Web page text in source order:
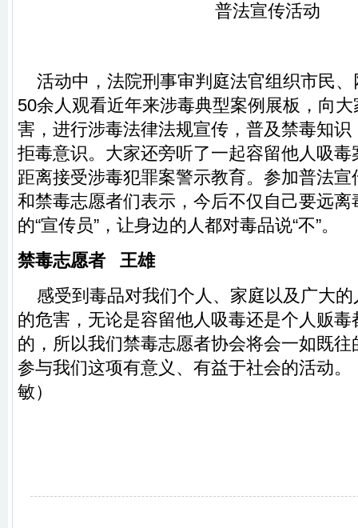
活动中，法院刑事审判庭法官组织市民、
50余人观看近年来涉毒典型案例展板，向
害，进行涉毒法律法规宣传，普及禁毒知
拒毒意识。大家还旁听了一起容留他人吸
距离接受涉毒犯罪案警示教育。参加普法
和禁毒志愿者们表示，今后不仅自己要远
的“宣传员”，让身边的人都对毒品说“不”。
禁毒志愿者 王雄
感受到毒品对我们个人、家庭以及广大的
的危害，无论是容留他人吸毒还是个人贩
的，所以我们禁毒志愿者协会将会一如既
参与我们这项有意义、有益于社会的活动
敏）